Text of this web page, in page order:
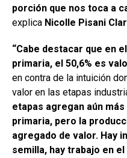
porción que nos toca a
explica Nicolle Pisani
“Cabe destacar que en
primaria, el 50,6% es
en contra de la intuición
valor en las etapas
etapas agregan aún
primaria, pero la
agregado de valor. Hay
semilla, hay trabajo en